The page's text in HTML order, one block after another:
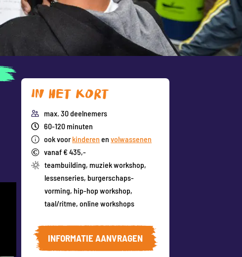
In het kort
max. 30 deelnemers
60-120 minuten
ook voorkinderen envolwassenen
vanaf € 435,-
teambuilding, muziek workshop,
lessenseries, burgerschaps-
vorming, hip-hop workshop,
taal/ritme, online workshops
INFORMATIE AANVRAGEN